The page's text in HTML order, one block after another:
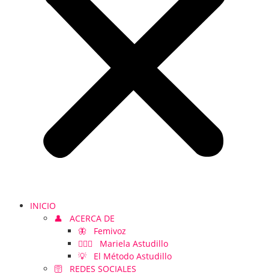
INICIO
👤 ACERCA DE
🦋 Femivoz
👱🏻‍♀️ Mariela Astudillo
💡 El Método Astudillo
🛜 REDES SOCIALES